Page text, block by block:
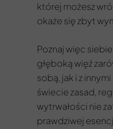
której możesz
okaże się zbyt
Poznaj więc
głęboką więź
sobą, jak i z
świecie zasad,
wytrwałości nie
prawdziwej